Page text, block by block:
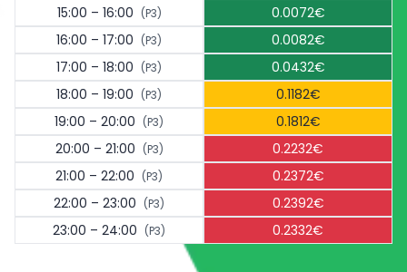
15:00 – 16:00 (P3)
0.0072€
16:00 – 17:00 (P3)
0.0082€
17:00 – 18:00 (P3)
0.0432€
18:00 – 19:00 (P3)
0.1182€
19:00 – 20:00 (P3)
0.1812€
20:00 – 21:00 (P3)
0.2232€
21:00 – 22:00 (P3)
0.2372€
22:00 – 23:00 (P3)
0.2392€
23:00 – 24:00 (P3) 0.2332€